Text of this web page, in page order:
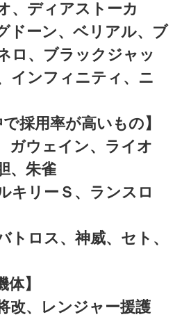
、ディアストーカ
ドーン、ベリアル、ブ
ロ、ブラックジャッ
インフィニティ、ニ
で採用率が高いもの】
ガウェイン、ライオ
、朱雀
キリーＳ、ランスロ
トロス、神威、セト、
】
改、レンジャー援護